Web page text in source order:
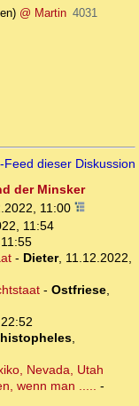
@ Martin 4031
Feed dieser Diskussion
der Minsker
11:00
11:54
- Dieter, 11.12.2022,
- Ostfriese,
,
Nevada, Utah
wenn man ..... -